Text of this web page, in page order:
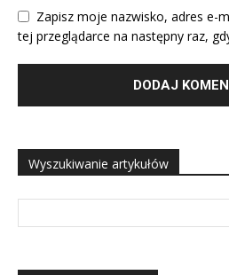
Zapisz moje nazwisko, adres e-
tej przeglądarce na następny raz,
Wyszukiwanie artykułów